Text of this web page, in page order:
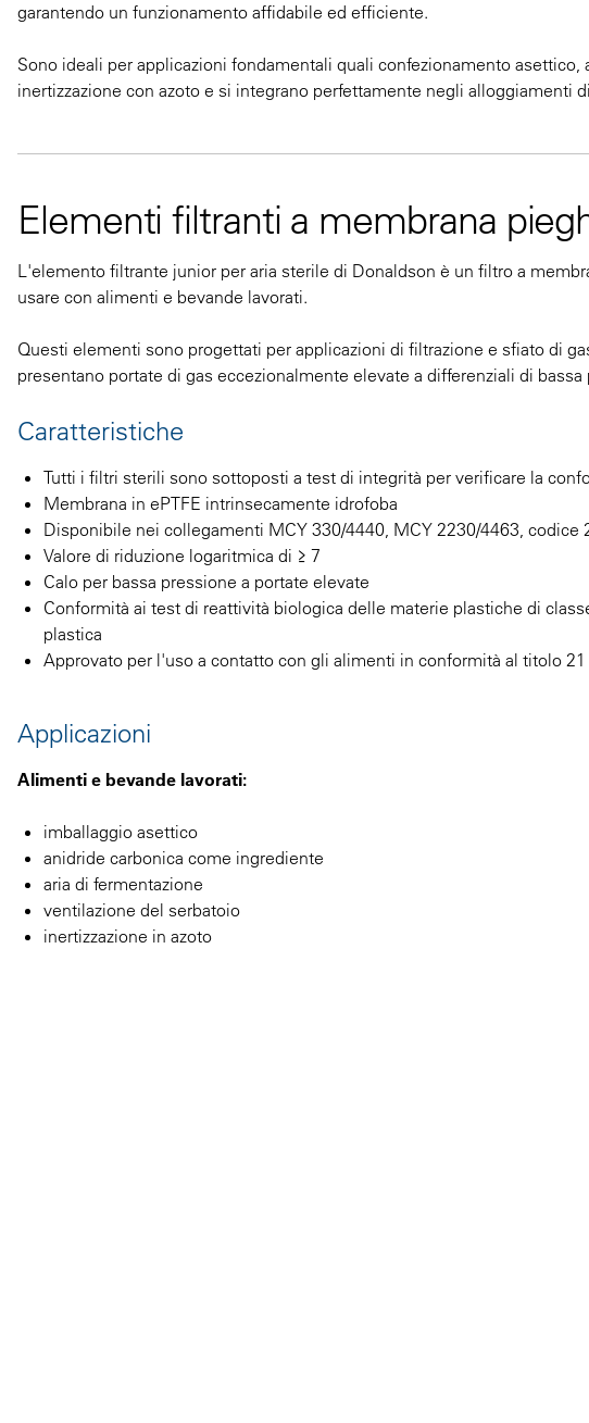
garantendo un funzionamento affidabile ed efficiente.
Sono ideali per applicazioni fondamentali quali confezionamento
inertizzazione con azoto e si integrano perfettamente negli alloggiamenti
Elementi filtranti a membrana
L'elemento filtrante junior per aria sterile di Donaldson è un filtro a
usare con alimenti e bevande lavorati.
Questi elementi sono progettati per applicazioni di filtrazione e sfiato di
presentano portate di gas eccezionalmente elevate a differenziali di bassa
Caratteristiche
Tutti i filtri sterili sono sottoposti a test di integrità per verificare la
Membrana in ePTFE intrinsecamente idrofoba
Disponibile nei collegamenti MCY 330/4440, MCY 2230/4463, codice
Valore di riduzione logaritmica di ≥ 7
Calo per bassa pressione a portate elevate
Conformità ai test di reattività biologica delle materie plastiche di
plastica
Approvato per l'uso a contatto con gli alimenti in conformità al titolo
Applicazioni
Alimenti e bevande lavorati:
imballaggio asettico
anidride carbonica come ingrediente
aria di fermentazione
ventilazione del serbatoio
inertizzazione in azoto